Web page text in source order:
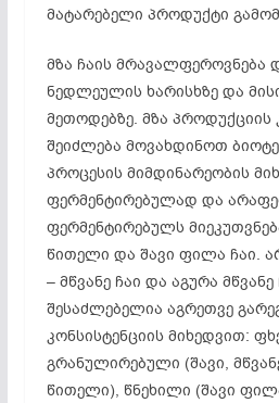
მატარებელი პროდუქტი
მზა ჩაის მრავალფეროვნება
ნედლეულის ხარისხზე და
მეთოდებზე. მზა პროდუქციის
შეიძლება მოვახდინოთ
პროცესის მიმდინარეობის
ფერმენტირებულად და
ფერმენტირებულს
წითელი და შავი ფილა ჩაი.
– მწვანე ჩაი და აგურა
შესაძლებელია აგრეთვე
კონსისტენციის მიხედვით:
გრანულირებული (შავი,
წითელი), წნეხილი (შავი